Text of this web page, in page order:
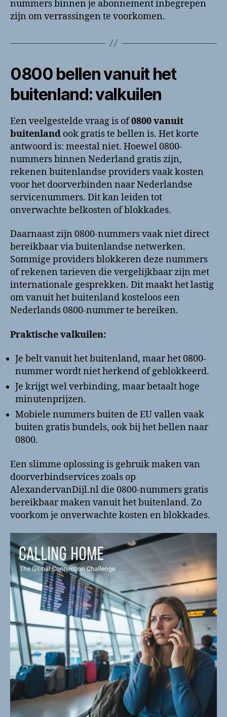
nummers binnen je abonnement inbegrepen
zijn om verrassingen te voorkomen.
0800 bellen vanuit het
buitenland: valkuilen
Een veelgestelde vraag is of0800 vanuit
buitenland ook gratis te bellen is. Het korte
antwoord is: meestal niet. Hoewel 0800-
nummers binnen Nederland gratis zijn,
rekenen buitenlandse providers vaak kosten
voor het doorverbinden naar Nederlandse
servicenummers. Dit kan leiden tot
onverwachte belkosten of blokkades.
Daarnaast zijn 0800-nummers vaak niet direct
bereikbaar via buitenlandse netwerken.
Sommige providers blokkeren deze nummers
of rekenen tarieven die vergelijkbaar zijn met
internationale gesprekken. Dit maakt het lastig
om vanuit het buitenland kosteloos een
Nederlands 0800-nummer te bereiken.
Praktische valkuilen:
Je belt vanuit het buitenland, maar het 0800-
nummer wordt niet herkend of geblokkeerd.
Je krijgt wel verbinding, maar betaalt hoge
minutenprijzen.
Mobiele nummers buiten de EU vallen vaak
buiten gratis bundels, ook bij het bellen naar
0800.
Een slimme oplossing is gebruik maken van
doorverbindservices zoals op
AlexandervanDijl.nl die 0800-nummers gratis
bereikbaar maken vanuit het buitenland. Zo
voorkom je onverwachte kosten en blokkades.